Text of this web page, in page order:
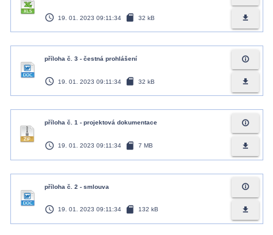
access_time 19. 01. 2023 09:11:34 sd_card 32 kB file_download
příloha č. 3 - čestná prohlášení
access_time 19. 01. 2023 09:11:34 sd_card 32 kB
info_outline
file_download
příloha č. 1 - projektová dokumentace
access_time 19. 01. 2023 09:11:34 sd_card 7 MB
info_outline
file_download
příloha č. 2 - smlouva
access_time 19. 01. 2023 09:11:34 sd_card 132 kB
info_outline
file_download